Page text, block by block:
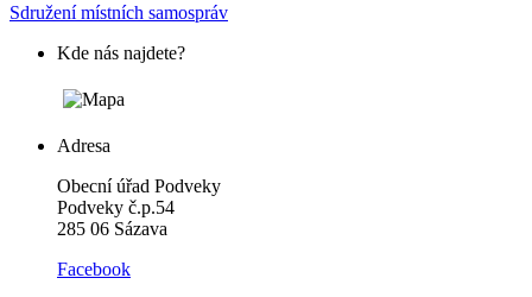
Sdružení místních samospráv
Kde nás najdete?
Adresa
Obecní úřad Podveky
Podveky č.p.54
285 06 Sázava
Facebook